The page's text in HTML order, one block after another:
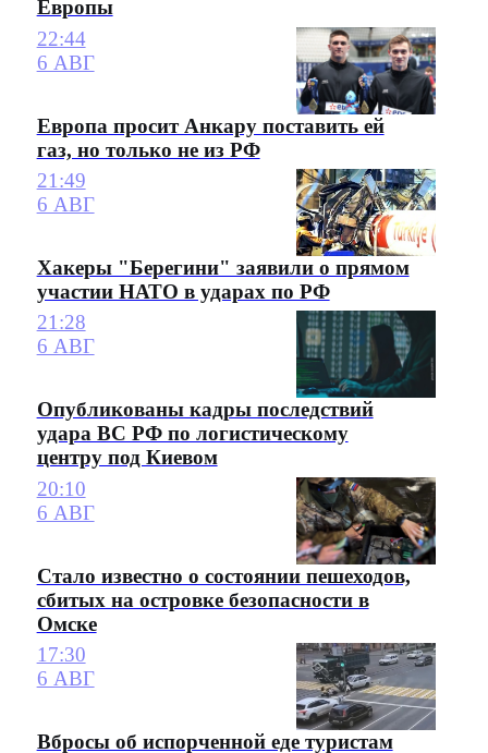
Европы
22:44
6 АВГ
Европа просит Анкару поставить ей
газ, но только не из РФ
21:49
6 АВГ
Хакеры "Берегини" заявили о прямом
участии НАТО в ударах по РФ
21:28
6 АВГ
Опубликованы кадры последствий
удара ВС РФ по логистическому
центру под Киевом
20:10
6 АВГ
Стало известно о состоянии пешеходов,
сбитых на островке безопасности в
Омске
17:30
6 АВГ
Вбросы об испорченной еде туристам